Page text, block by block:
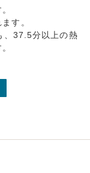
す。
、37.5分以上の熱